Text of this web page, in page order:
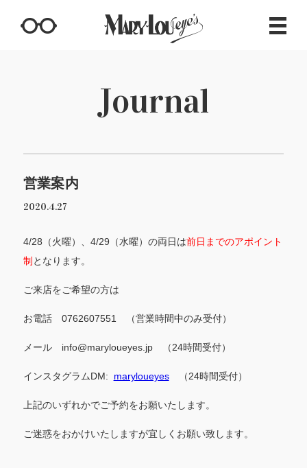
Journal
営業案内
2020.4.27
4/28（火曜）、4/29（水曜）の両日は前日までのアポイント
制 となります。
ご来店をご希望の方は
お電話 0762607551 （営業時間中のみ受付）
メール info@maryloueyes.jp （24時間受付）
インスタグラムDM: maryloueyes（24時間受付）
上記のいずれかでご予約をお願いたします。
ご迷惑をおかけいたしますが宜しくお願い致します。